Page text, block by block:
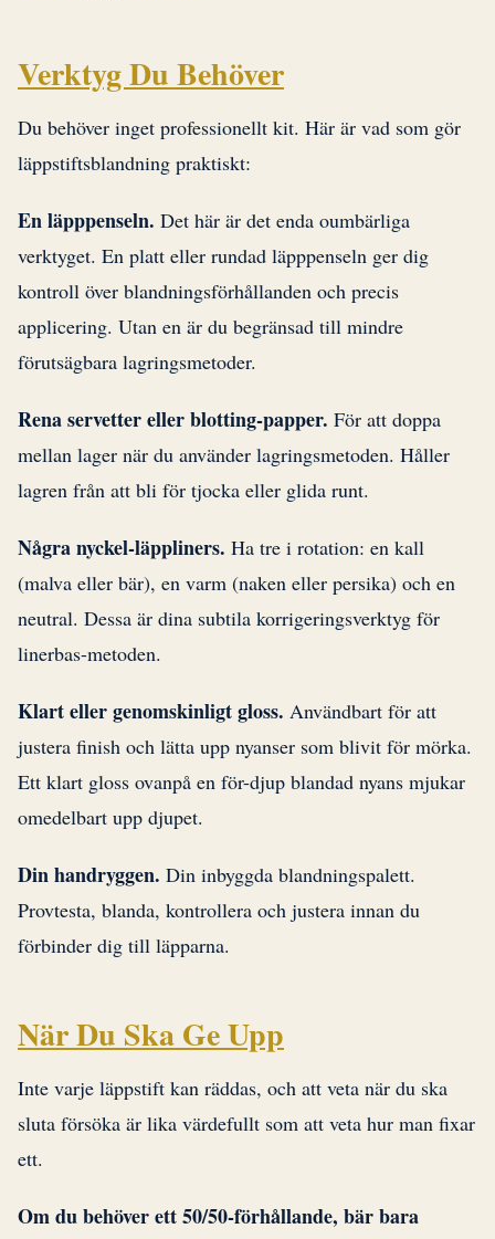
Verktyg Du Behöver
Du behöver inget professionellt kit. Här är vad som gör
läppstiftsblandning praktiskt:
En läpppenseln. Det här är det enda oumbärliga
verktyget. En platt eller rundad läpppenseln ger dig
kontroll över blandningsförhållanden och precis
applicering. Utan en är du begränsad till mindre
förutsägbara lagringsmetoder.
Rena servetter eller blotting-papper. För att doppa
mellan lager när du använder lagringsmetoden. Håller
lagren från att bli för tjocka eller glida runt.
Några nyckel-läppliners. Ha tre i rotation: en kall
(malva eller bär), en varm (naken eller persika) och en
neutral. Dessa är dina subtila korrigeringsverktyg för
linerbas-metoden.
Klart eller genomskinligt gloss. Användbart för att
justera finish och lätta upp nyanser som blivit för mörka.
Ett klart gloss ovanpå en för-djup blandad nyans mjukar
omedelbart upp djupet.
Din handryggen. Din inbyggda blandningspalett.
Provtesta, blanda, kontrollera och justera innan du
förbinder dig till läpparna.
När Du Ska Ge Upp
Inte varje läppstift kan räddas, och att veta när du ska
sluta försöka är lika värdefullt som att veta hur man fixar
ett.
Om du behöver ett 50/50-förhållande, bär bara